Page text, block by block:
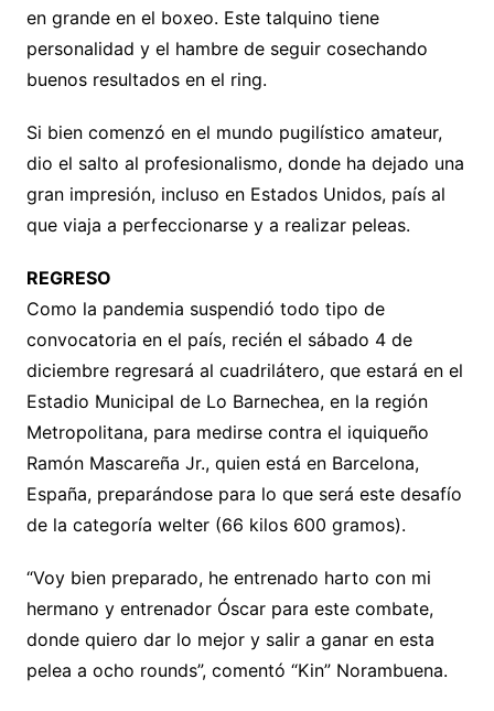
en grande en el boxeo. Este talquino tiene
personalidad y el hambre de seguir cosechando
buenos resultados en el ring.
Si bien comenzó en el mundo pugilístico amateur,
dio el salto al profesionalismo, donde ha dejado una
gran impresión, incluso en Estados Unidos, país al
que viaja a perfeccionarse y a realizar peleas.
REGRESO
Como la pandemia suspendió todo tipo de
convocatoria en el país, recién el sábado 4 de
diciembre regresará al cuadrilátero, que estará en el
Estadio Municipal de Lo Barnechea, en la región
Metropolitana, para medirse contra el iquiqueño
Ramón Mascareña Jr., quien está en Barcelona,
España, preparándose para lo que será este desafío
de la categoría welter (66 kilos 600 gramos).
“Voy bien preparado, he entrenado harto con mi
hermano y entrenador Óscar para este combate,
donde quiero dar lo mejor y salir a ganar en esta
pelea a ocho rounds”, comentó “Kin” Norambuena.